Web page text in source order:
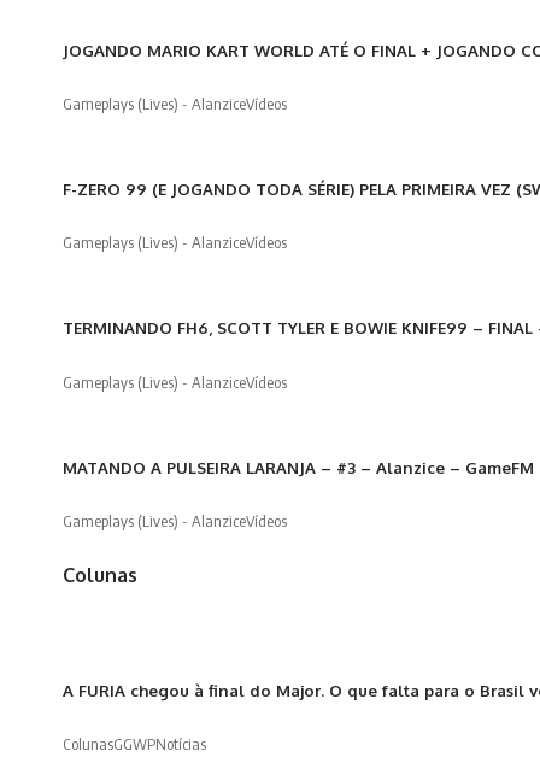
JOGANDO MARIO KART WORLD ATÉ O FINAL + JOGANDO
Gameplays (Lives) - AlanziceVídeos
F-ZERO 99 (E JOGANDO TODA SÉRIE) PELA PRIMEIRA VEZ
Gameplays (Lives) - AlanziceVídeos
TERMINANDO FH6, SCOTT TYLER E BOWIE KNIFE99 –
Gameplays (Lives) - AlanziceVídeos
MATANDO A PULSEIRA LARANJA – #3 – Alanzice – GameFM
Gameplays (Lives) - AlanziceVídeos
Colunas
A FURIA chegou à final do Major. O que falta para o Brasil
ColunasGGWPNotícias